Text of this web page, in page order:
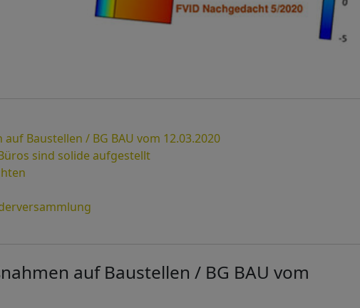
Baustellen / BG BAU vom 12.03.2020
sind solide aufgestellt
auf Baustellen / BG BAU vom